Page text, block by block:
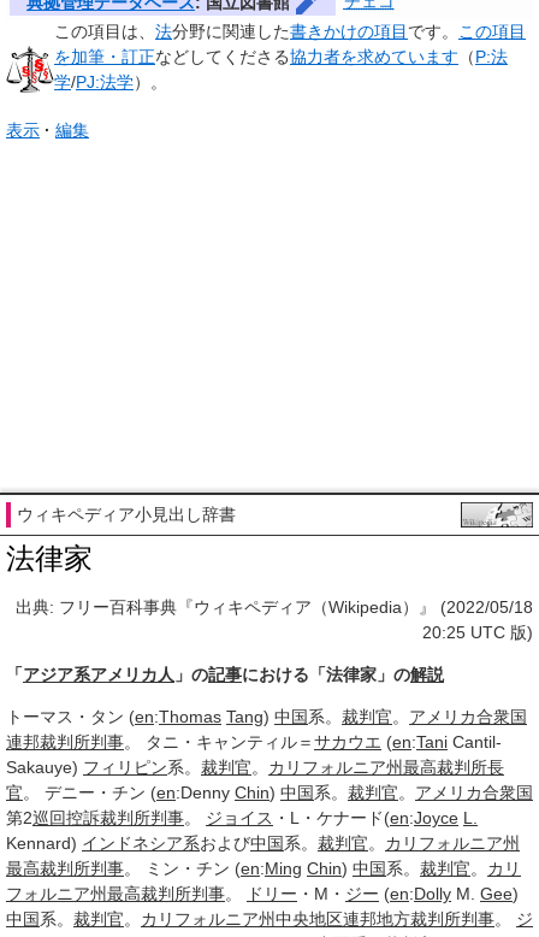
この項目は、 法分野に関連した書きかけの項目 です。
この項目
を加筆・訂正などしてくださる協力者を求めています （P:法
学/PJ:法学）。
表示 編集
ウィキペディア小見出し辞書
法律家
出典: フリー百科事典『ウィキペディア（Wikipedia）』 (2022/05/18
20:25 UTC 版)
「アジア系アメリカ人 」の記事における「法律家」の解説
トーマス・タン (en:Thomas Tang) 中国系。 裁判官。 アメリカ合衆国
連邦裁判所判事。 タニ・キャンティル＝サカウエ (en:Tani Cantil-
Sakauye) フィリピン系。 裁判官。 カリフォルニア州最高裁判所長
官。 デニー・チン (en:Denny Chin) 中国系。 裁判官。 アメリカ合衆国
第2巡回控訴裁判所判事。 ジョイス ・L・ケナード(en:Joyce L.
Kennard) インドネシア系および中国系。 裁判官。 カリフォルニア州
最高裁判所判事。 ミン・チン (en:Ming Chin) 中国系。 裁判官。 カリ
フォルニア州最高裁判所判事。 ドリー ・M・ ジー (en:Dolly M. Gee)
中国系。 裁判官。 カリフォルニア州中央地区連邦地方裁判所判事。 ジ